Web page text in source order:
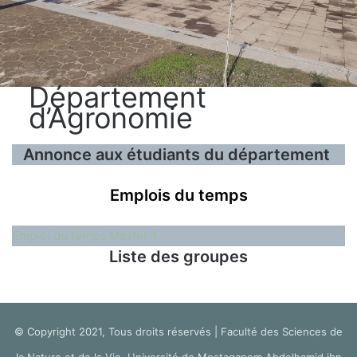
Département
d’Agronomie
Annonce aux étudiants du département
Emplois du temps
Emploi du temps Master 1
Liste des groupes
© Copyright 2021, Tous droits réservés | Faculté des Sciences de